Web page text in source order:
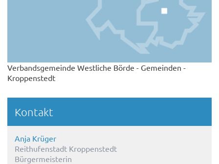
Verbandsgemeinde Westliche Börde - Gemeinden -
Kroppenstedt
Kontakt
Anja Krüger
Reithufenstadt Kroppenstedt
Bürgermeisterin